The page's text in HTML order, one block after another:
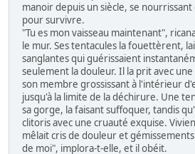
manoir depuis un siècle, se
pour survivre.
"Tu es mon vaisseau maintenant",
le mur. Ses tentacules la fouettèrent,
sanglantes qui guérissaient
seulement la douleur. Il la prit avec
son membre grossissant à l'intérieur
jusqu'à la limite de la déchirure. Une
sa gorge, la faisant suffoquer, tandis
clitoris avec une cruauté exquise.
mêlait cris de douleur et
de moi", implora-t-elle, et il obéit.